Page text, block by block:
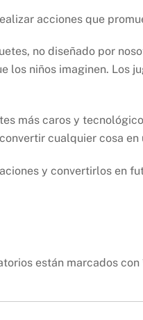
acciones que
no diseñado por
niños imaginen. Los
más caros y
cualquier cosa en
y convertirlos en
están marcados con